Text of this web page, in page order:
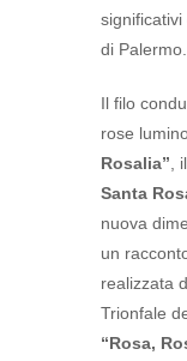
di Palermo.
Il filo
rose
Rosalia” ,
Santa
nuova
un
realizzata
Trionfale
“Rosa,